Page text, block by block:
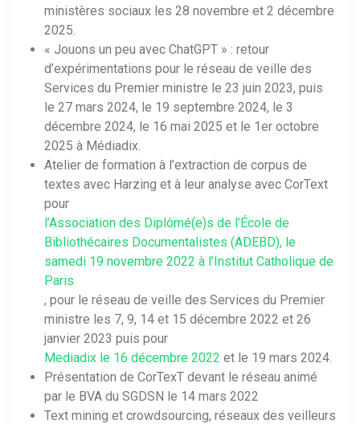
ministères sociaux les 28 novembre et 2 décembre
2025.
« Jouons un peu avec ChatGPT » : retour
d’expérimentations pour le réseau de veille des
Services du Premier ministre le 23 juin 2023, puis
le 27 mars 2024, le 19 septembre 2024, le 3
décembre 2024, le 16 mai 2025 et le 1er octobre
2025 à Médiadix.
Atelier de formation à l’extraction de corpus de
textes avec Harzing et à leur analyse avec CorText
pour
l’Association des Diplômé(e)s de l’École de
Bibliothécaires Documentalistes (ADEBD), le
samedi 19 novembre 2022 à l’Institut Catholique de
Paris
, pour le réseau de veille des Services du Premier
ministre les 7, 9, 14 et 15 décembre 2022 et 26
janvier 2023 puis pour
Mediadix le 16 décembre 2022 et le 19 mars 2024.
Présentation de CorTexT devant le réseau animé
par le BVA du SGDSN le 14 mars 2022
Text mining et crowdsourcing, réseaux des veilleurs